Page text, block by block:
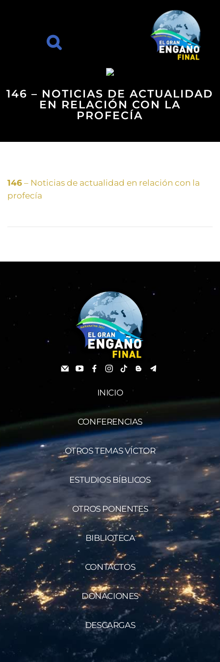
146 – NOTICIAS DE ACTUALIDAD
EN RELACIÓN CON LA
PROFECÍA
146 – Noticias de actualidad en relación con la
profecía
INICIO
CONFERENCIAS
OTROS TEMAS VÍCTOR
ESTUDIOS BÍBLICOS
OTROS PONENTES
BIBLIOTECA
CONTACTOS
DONACIONES
DESCARGAS